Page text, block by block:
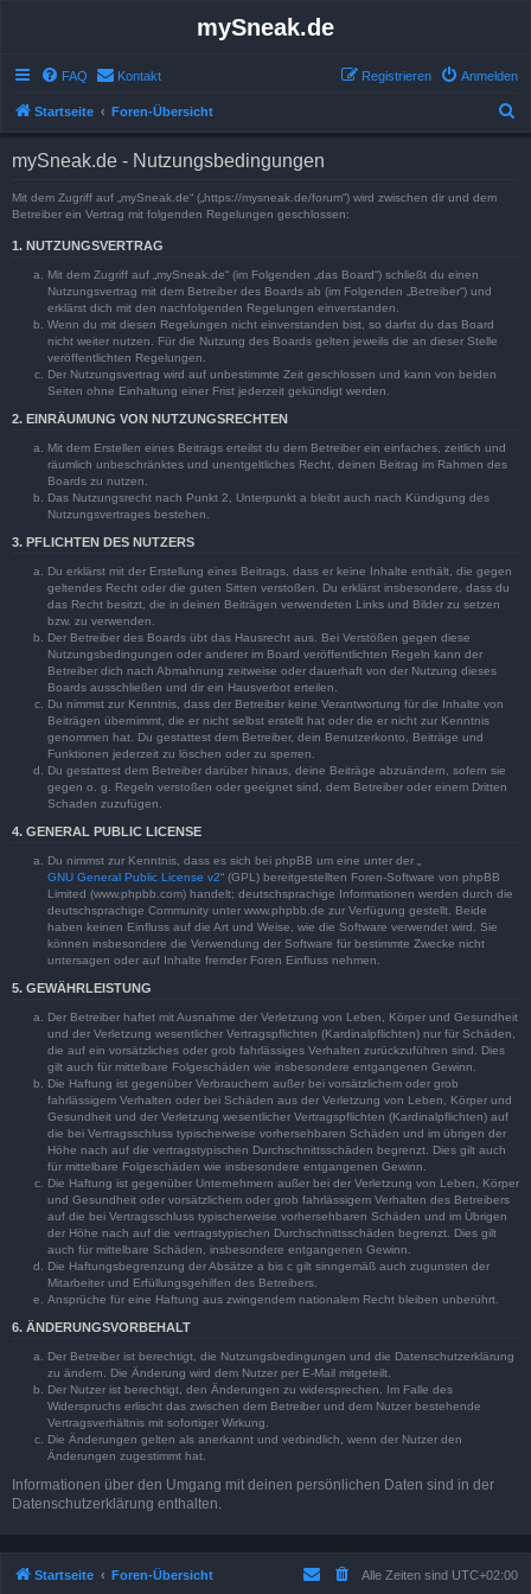
mySneak.de
FAQ Kontakt Anmelden
Registrieren
Startseite Foren-Übersicht
mySneak.de - Nutzungsbedingungen
Mit dem Zugriff auf „mySneak.de“ („https://mysneak.de/forum“) wird zwischen dir und dem
Betreiber ein Vertrag mit folgenden Regelungen geschlossen:
1. NUTZUNGSVERTRAG
Mit dem Zugriff auf „mySneak.de“ (im Folgenden „das Board“) schließt du einen
Nutzungsvertrag mit dem Betreiber des Boards ab (im Folgenden „Betreiber“) und
erklärst dich mit den nachfolgenden Regelungen einverstanden.
Wenn du mit diesen Regelungen nicht einverstanden bist, so darfst du das Board
nicht weiter nutzen. Für die Nutzung des Boards gelten jeweils die an dieser Stelle
veröffentlichten Regelungen.
Der Nutzungsvertrag wird auf unbestimmte Zeit geschlossen und kann von beiden
Seiten ohne Einhaltung einer Frist jederzeit gekündigt werden.
2. EINRÄUMUNG VON NUTZUNGSRECHTEN
Mit dem Erstellen eines Beitrags erteilst du dem Betreiber ein einfaches, zeitlich und
räumlich unbeschränktes und unentgeltliches Recht, deinen Beitrag im Rahmen des
Boards zu nutzen.
Das Nutzungsrecht nach Punkt 2, Unterpunkt a bleibt auch nach Kündigung des
Nutzungsvertrages bestehen.
3. PFLICHTEN DES NUTZERS
Du erklärst mit der Erstellung eines Beitrags, dass er keine Inhalte enthält, die gegen
geltendes Recht oder die guten Sitten verstoßen. Du erklärst insbesondere, dass du
das Recht besitzt, die in deinen Beiträgen verwendeten Links und Bilder zu setzen
bzw. zu verwenden.
Der Betreiber des Boards übt das Hausrecht aus. Bei Verstößen gegen diese
Nutzungsbedingungen oder anderer im Board veröffentlichten Regeln kann der
Betreiber dich nach Abmahnung zeitweise oder dauerhaft von der Nutzung dieses
Boards ausschließen und dir ein Hausverbot erteilen.
Du nimmst zur Kenntnis, dass der Betreiber keine Verantwortung für die Inhalte von
Beiträgen übernimmt, die er nicht selbst erstellt hat oder die er nicht zur Kenntnis
genommen hat. Du gestattest dem Betreiber, dein Benutzerkonto, Beiträge und
Funktionen jederzeit zu löschen oder zu sperren.
Du gestattest dem Betreiber darüber hinaus, deine Beiträge abzuändern, sofern sie
gegen o. g. Regeln verstoßen oder geeignet sind, dem Betreiber oder einem Dritten
Schaden zuzufügen.
4. GENERAL PUBLIC LICENSE
Du nimmst zur Kenntnis, dass es sich bei phpBB um eine unter der „
GNU General Public License v2“ (GPL) bereitgestellten Foren-Software von phpBB
Limited (www.phpbb.com) handelt; deutschsprachige Informationen werden durch die
deutschsprachige Community unter www.phpbb.de zur Verfügung gestellt. Beide
haben keinen Einfluss auf die Art und Weise, wie die Software verwendet wird. Sie
können insbesondere die Verwendung der Software für bestimmte Zwecke nicht
untersagen oder auf Inhalte fremder Foren Einfluss nehmen.
5. GEWÄHRLEISTUNG
Der Betreiber haftet mit Ausnahme der Verletzung von Leben, Körper und Gesundheit
und der Verletzung wesentlicher Vertragspflichten (Kardinalpflichten) nur für Schäden,
die auf ein vorsätzliches oder grob fahrlässiges Verhalten zurückzuführen sind. Dies
gilt auch für mittelbare Folgeschäden wie insbesondere entgangenen Gewinn.
Die Haftung ist gegenüber Verbrauchern außer bei vorsätzlichem oder grob
fahrlässigem Verhalten oder bei Schäden aus der Verletzung von Leben, Körper und
Gesundheit und der Verletzung wesentlicher Vertragspflichten (Kardinalpflichten) auf
die bei Vertragsschluss typischerweise vorhersehbaren Schäden und im übrigen der
Höhe nach auf die vertragstypischen Durchschnittsschäden begrenzt. Dies gilt auch
für mittelbare Folgeschäden wie insbesondere entgangenen Gewinn.
Die Haftung ist gegenüber Unternehmern außer bei der Verletzung von Leben, Körper
und Gesundheit oder vorsätzlichem oder grob fahrlässigem Verhalten des Betreibers
auf die bei Vertragsschluss typischerweise vorhersehbaren Schäden und im Übrigen
der Höhe nach auf die vertragstypischen Durchschnittsschäden begrenzt. Dies gilt
auch für mittelbare Schäden, insbesondere entgangenen Gewinn.
Die Haftungsbegrenzung der Absätze a bis c gilt sinngemäß auch zugunsten der
Mitarbeiter und Erfüllungsgehilfen des Betreibers.
Ansprüche für eine Haftung aus zwingendem nationalem Recht bleiben unberührt.
6. ÄNDERUNGSVORBEHALT
Der Betreiber ist berechtigt, die Nutzungsbedingungen und die Datenschutzerklärung
zu ändern. Die Änderung wird dem Nutzer per E-Mail mitgeteilt.
Der Nutzer ist berechtigt, den Änderungen zu widersprechen. Im Falle des
Widerspruchs erlischt das zwischen dem Betreiber und dem Nutzer bestehende
Vertragsverhältnis mit sofortiger Wirkung.
Die Änderungen gelten als anerkannt und verbindlich, wenn der Nutzer den
Änderungen zugestimmt hat.
Informationen über den Umgang mit deinen persönlichen Daten sind in der
Datenschutzerklärung enthalten.
Startseite Foren-Übersicht Alle Zeiten sind UTC+02:00